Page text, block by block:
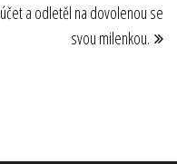
účet a odletěl na dovolenou se
svou milenkou.